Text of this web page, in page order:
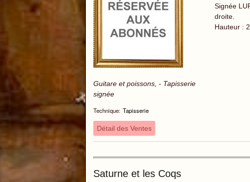
Guitare et poissons, - Tapisserie
signée
Technique: Tapisserie
Signée
droite.
Hauteur :
Détail des Ventes
Saturne et les Coqs